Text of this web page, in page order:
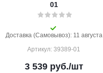
01
Доставка (Самовывоз): 11 августа
Артикул: 39389-01
3 539руб./шт